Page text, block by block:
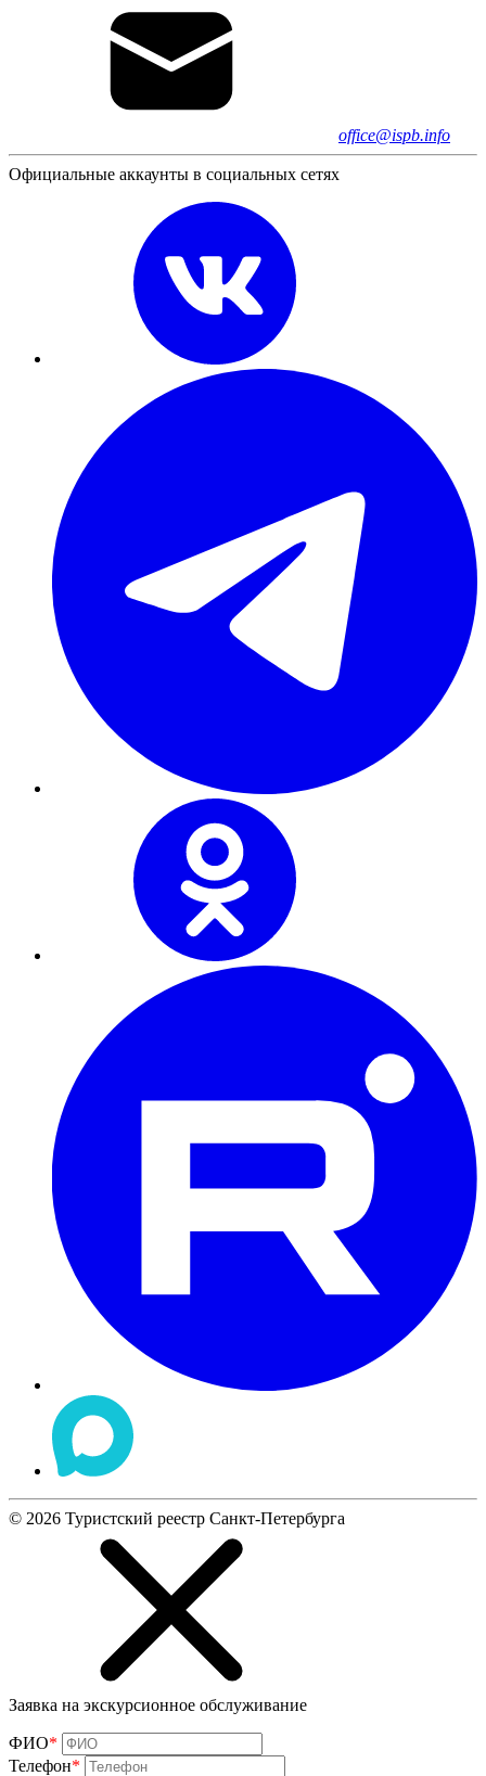
office@ispb.info
Официальные аккаунты в социальных сетях
© 2026 Туристский реестр Санкт-Петербурга
Заявка на экскурсионное обслуживание
ФИО*
Телефон*